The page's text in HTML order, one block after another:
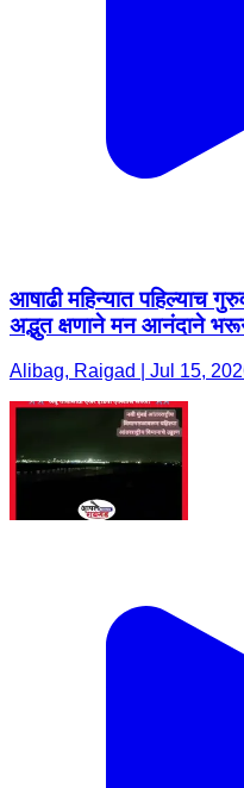
आषाढी महिन्यात पहिल्याच
अद्भुत क्षणाने मन आनंदाने
Alibag, Raigad | Jul 15,